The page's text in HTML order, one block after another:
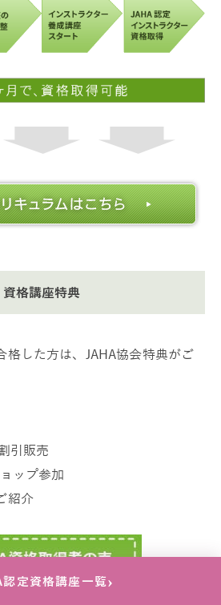
資格講座特典
格した方は、JAHA協会特典がご
引販売
ップ参加
紹介
定資格講座一覧›